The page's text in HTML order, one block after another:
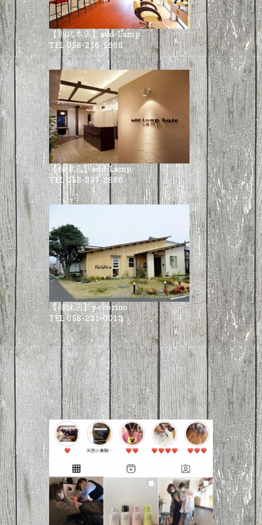
【則武本店】add-Lamp
TEL 058-216-1668
【柳津店】add-Lamp
TEL 058-337-2886
【姉妹店】pecorino
TEL 058-231-0013